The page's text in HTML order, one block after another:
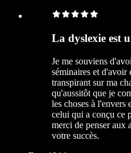
La dyslexie est
Je me souviens
séminaires et d'avoir
transpirant sur ma
qu'aussitôt que je
les choses à l'envers
celui qui a conçu ce
merci de penser aux
votre succès.